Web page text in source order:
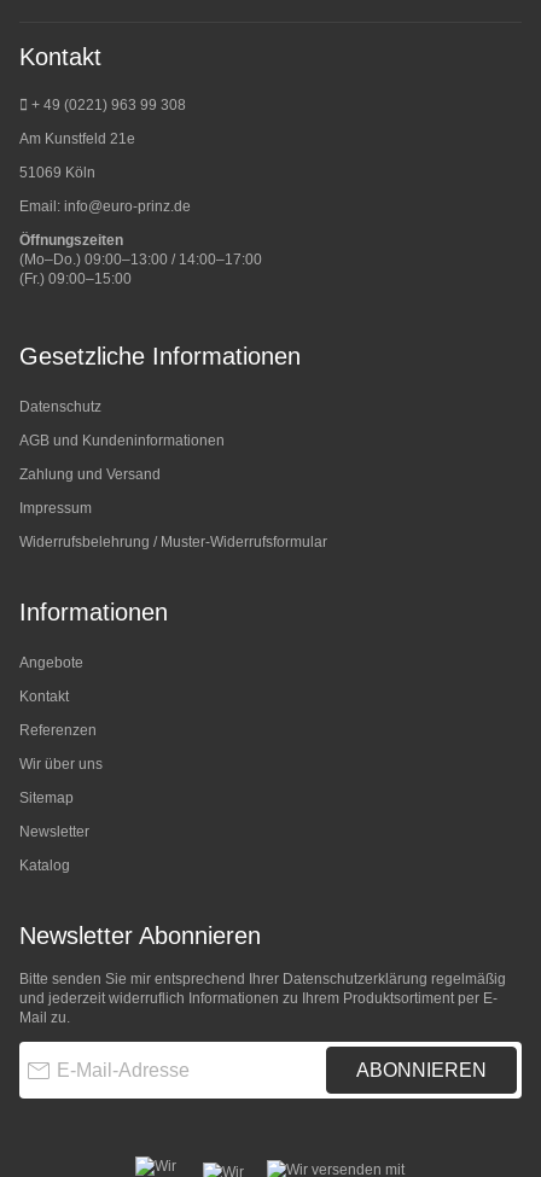
Kontakt
+ 49 (0221) 963 99 308
Am Kunstfeld 21e
51069 Köln
Email: info@euro-prinz.de
Öffnungszeiten
(Mo–Do.) 09:00–13:00 / 14:00–17:00
(Fr.) 09:00–15:00
Gesetzliche Informationen
Datenschutz
AGB und Kundeninformationen
Zahlung und Versand
Impressum
Widerrufsbelehrung / Muster-Widerrufsformular
Informationen
Angebote
Kontakt
Referenzen
Wir über uns
Sitemap
Newsletter
Katalog
Newsletter Abonnieren
Bitte senden Sie mir entsprechend Ihrer Datenschutzerklärung regelmäßig
und jederzeit widerruflich Informationen zu Ihrem Produktsortiment per E-
Mail zu.
ABONNIEREN